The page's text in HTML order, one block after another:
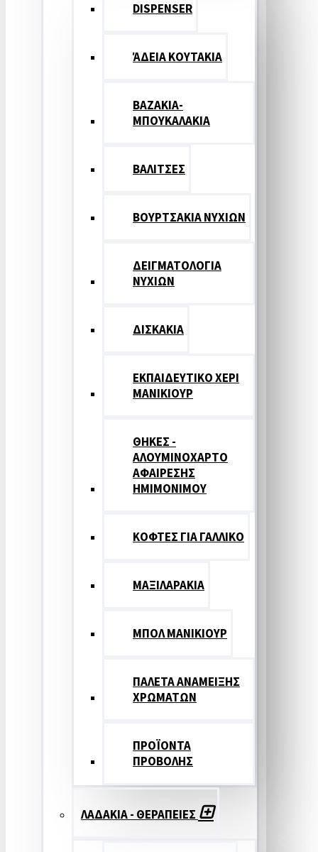
DISPENSER
ΆΔΕΙΑ ΚΟΥΤΑΚΙΑ
ΒΑΖΑΚΙΑ-
ΜΠΟΥΚΑΛΑΚΙΑ
ΒΑΛΙΤΣΕΣ
ΒΟΥΡΤΣΑΚΙΑ ΝΥΧΙΩΝ
ΔΕΙΓΜΑΤΟΛΟΓΙΑ
ΝΥΧΙΩΝ
ΔΙΣΚΑΚΙΑ
ΕΚΠΑΙΔΕΥΤΙΚΟ ΧΕΡΙ
ΜΑΝΙΚΙΟΥΡ
ΘΗΚΕΣ -
ΑΛΟΥΜΙΝΟΧΑΡΤΟ
ΑΦΑΙΡΕΣΗΣ
ΗΜΙΜΟΝΙΜΟΥ
ΚΟΦΤΕΣ ΓΙΑ ΓΑΛΛΙΚΟ
ΜΑΞΙΛΑΡΑΚΙΑ
ΜΠΟΛ ΜΑΝΙΚΙΟΥΡ
ΠΑΛΕΤΑ ΑΝΑΜΕΙΞΗΣ
ΧΡΩΜΑΤΩΝ
ΠΡΟΪΟΝΤΑ
ΠΡΟΒΟΛΗΣ
ΛΑΔΑΚΙΑ - ΘΕΡΑΠΕΙΕΣ